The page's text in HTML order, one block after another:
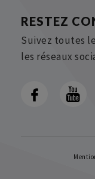
RESTEZ
Suivez toutes
les réseaux